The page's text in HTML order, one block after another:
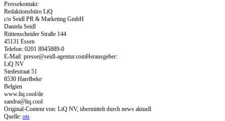
Pressekontakt:
Redaktionsbüro LiQ
c/o Seidl PR & Marketing GmbH
Daniela Seidl
Rüttenscheider Straße 144
45131 Essen
Telefon: 0201 8945889-0
E-Mail: presse@seidl-agentur.comHerausgeber:
LiQ NV
Stedestraat 51
8530 Harelbeke
Belgien
www.liq.cool/de
sandra@liq.cool
Original-Content von: LiQ NV, übermittelt durch news aktuell
Quelle: ots